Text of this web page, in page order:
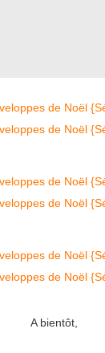
A bientôt,